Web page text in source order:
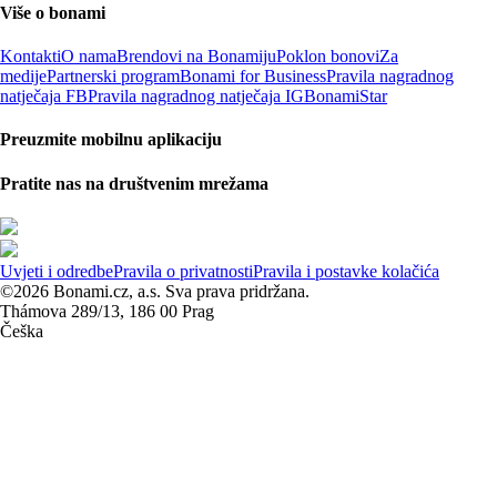
Više o bonami
KontaktiO namaBrendovi na BonamijuPoklon bonoviZa
medijePartnerski programBonami for BusinessPravila nagradnog
natječaja FBPravila nagradnog natječaja IGBonamiStar
Preuzmite mobilnu aplikaciju
Pratite nas na društvenim mrežama
Uvjeti i odredbePravila o privatnostiPravila i postavke kolačića
©2026 Bonami.cz, a.s. Sva prava pridržana.
Thámova 289/13, 186 00 Prag
Češka